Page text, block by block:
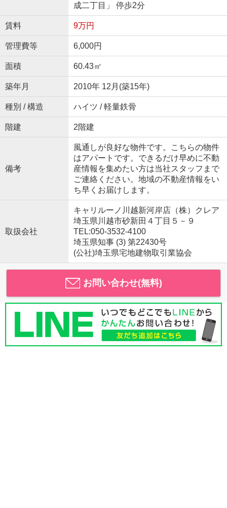
成二丁目」 停歩2分
賃料 9万円
管理費等 6,000円
面積 60.43㎡
築年月 2010年 12月(築15年)
種別 / 構造 ハイツ / 軽量鉄骨
階建 2階建
備考
風通しが良好な物件です。こちらの物件
はアパートです。できるだけ早めに不動
産情報を集めたい方は当社スタッフまで
ご連絡ください。地域の不動産情報をい
ち早くお届けします。
取扱会社
キャリルーノ川越新河岸店（株）クレア
埼玉県川越市砂新田４丁目５－９
TEL:050-3532-4100
埼玉県知事 (3) 第22430号
(公社)埼玉県宅地建物取引業協会
お問い合わせ(無料)